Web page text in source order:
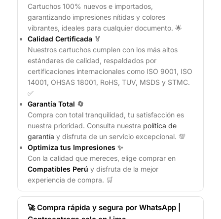
Cartuchos 100% nuevos e importados,
garantizando impresiones nítidas y colores
vibrantes, ideales para cualquier documento. 🌟
Calidad Certificada 🏅
Nuestros cartuchos cumplen con los más altos
estándares de calidad, respaldados por
certificaciones internacionales como ISO 9001, ISO
14001, OHSAS 18001, RoHS, TUV, MSDS y STMC.
✅
Garantía Total 🔄
Compra con total tranquilidad, tu satisfacción es
nuestra prioridad. Consulta nuestra política de
garantía y disfruta de un servicio excepcional. 💯
Optimiza tus Impresiones ✨
Con la calidad que mereces, elige comprar en
Compatibles Perú y disfruta de la mejor
experiencia de compra. 🛒
🚀 Compra rápida y segura por WhatsApp |